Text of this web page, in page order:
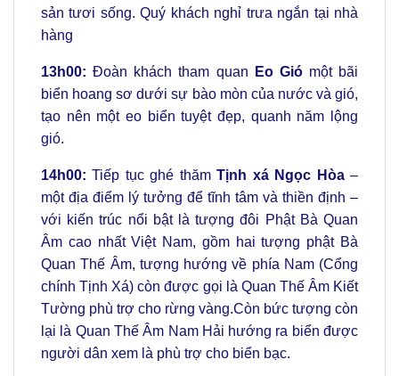
sản tươi sống. Quý khách nghỉ trưa ngắn tại nhà
hàng
13h00: Đoàn khách tham quan Eo Giómột bãi
biển hoang sơ dưới sự bào mòn của nước và gió,
tạo nên một eo biển tuyệt đẹp, quanh năm lộng
gió.
14h00: Tiếp tục ghé thămTịnh xá Ngọc Hòa–
một địa điểm lý tưởng để tĩnh tâm và thiền định –
với kiến trúc nổi bật là tượng đôi Phật Bà Quan
Âm cao nhất Việt Nam, gồm hai tượng phật Bà
Quan Thế Âm, tượng hướng về phía Nam (Cổng
chính Tịnh Xá) còn được gọi là Quan Thế Âm Kiết
Tường phù trợ cho rừng vàng.Còn bức tượng còn
lại là Quan Thế Âm Nam Hải hướng ra biển được
người dân xem là phù trợ cho biển bạc.